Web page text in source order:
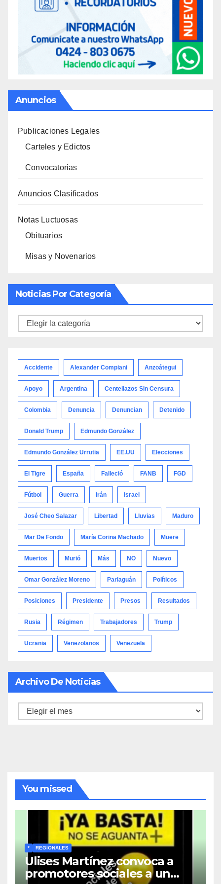
Anuncios
Publicaciones Legales
Carteles y Edictos
Convocatorias
Anuncios Clasificados
Notas Luctuosas
Obituarios
Misas y Novenarios
Noticias Por Categoría
Noticias
Accidente Alexander Compiani Anzoátegui
Apoyo Argentina Centellazos Sin Censura
Colombia Denuncia Denuncian Detenido
Donald Trump Edmundo González
Edmundo González Urrutia EE.UU Elecciones
El Tigre España Falleció FANB FGD
Fútbol Guerra Irán Israel
José Cheo Salazar Libertad Lluvias Maduro
Mar De Fondo María Corina Machado Muere
Muertos Murió Más NO Nuevo
Omar González Moreno Pariaguán Políticos
Posiciones Presidente Presos Resultados
Rusia Régimen Trabajadores Trump
Ucrania Venezolanos Venezuela
Archivo De Noticias
Archivo
You missed
* REGIONALES
Ulises Martínez convoca a
promotores sociales a un